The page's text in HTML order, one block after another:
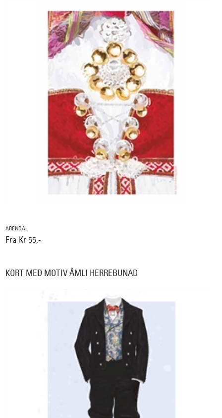
ARENDAL
Fra Kr 55,-
KORT MED MOTIV ÅMLI HERREBUNAD